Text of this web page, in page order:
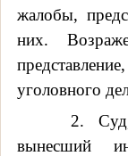
жалобы,
них.
уголовного
2.
вынесший